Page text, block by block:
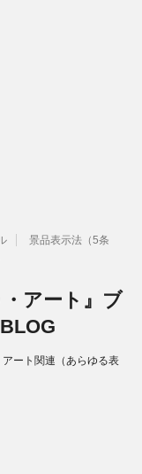
景品表示法（5条
アート』ブ
アート関連（あらゆる表